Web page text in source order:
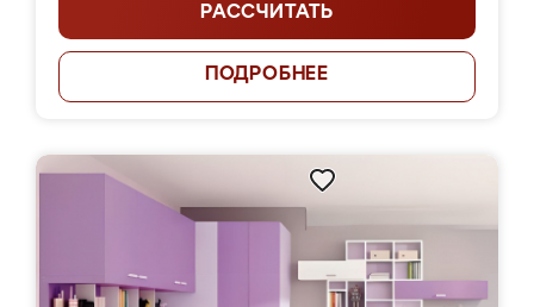
РАССЧИТАТЬ
ПОДРОБНЕЕ